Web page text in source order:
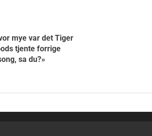
mye var det Tiger
tjente forrige
sa du?»